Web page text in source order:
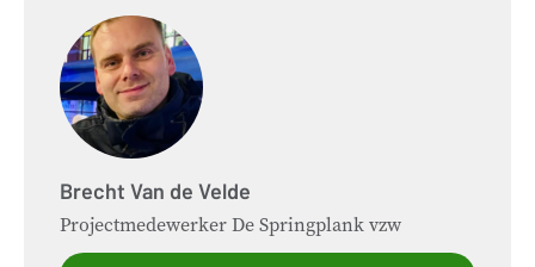
Brecht Van de Velde
Projectmedewerker De Springplank vzw